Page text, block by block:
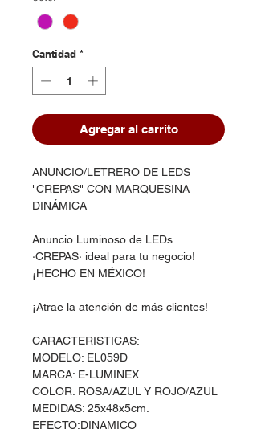
Cantidad *
Agregar al carrito
ANUNCIO/LETRERO DE LEDS
"CREPAS" CON MARQUESINA
DINÁMICA
Anuncio Luminoso de LEDs
·CREPAS· ideal para tu negocio!
¡HECHO EN MÉXICO!
¡Atrae la atención de más clientes!
CARACTERISTICAS:
MODELO: EL059D
MARCA: E-LUMINEX
COLOR: ROSA/AZUL Y ROJO/AZUL
MEDIDAS: 25x48x5cm.
EFECTO:DINAMICO